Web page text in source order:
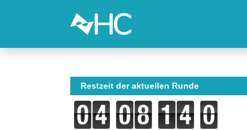
Restzeit der aktuellen Runde